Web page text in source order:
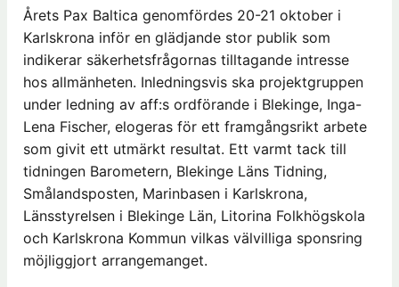
Årets Pax Baltica genomfördes 20-21 oktober i
Karlskrona inför en glädjande stor publik som
indikerar säkerhetsfrågornas tilltagande intresse
hos allmänheten. Inledningsvis ska projektgruppen
under ledning av aff:s ordförande i Blekinge, Inga-
Lena Fischer, elogeras för ett framgångsrikt arbete
som givit ett utmärkt resultat. Ett varmt tack till
tidningen Barometern, Blekinge Läns Tidning,
Smålandsposten, Marinbasen i Karlskrona,
Länsstyrelsen i Blekinge Län, Litorina Folkhögskola
och Karlskrona Kommun vilkas välvilliga sponsring
möjliggjort arrangemanget.